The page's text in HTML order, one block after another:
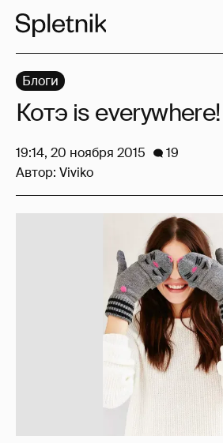
Блоги
Котэ is everywhere!
19:14, 20 ноября 2015
19
Автор: Viviko